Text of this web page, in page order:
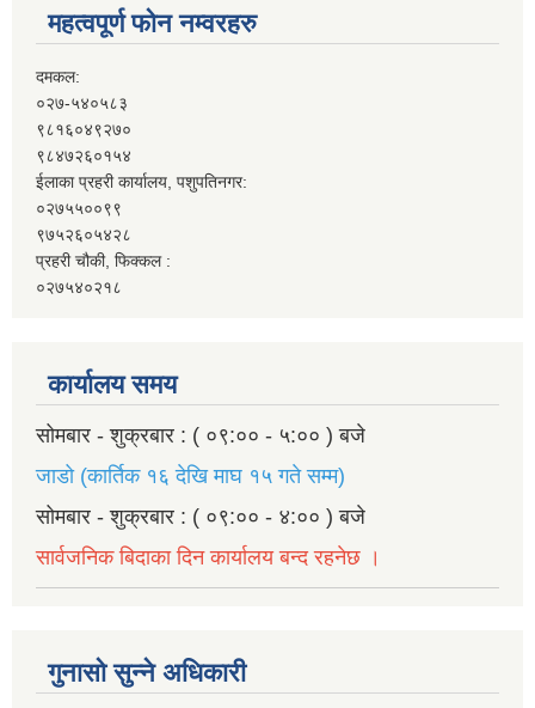
महत्वपूर्ण फोन नम्वरहरु
दमकल:
०२७-५४०५८३
९८१६०४९२७०
९८४७२६०१५४
ईलाका प्रहरी कार्यालय, पशुपतिनगर:
०२७५५००९९
९७५२६०५४२८
प्रहरी चौकी, फिक्कल :
०२७५४०२१८
कार्यालय समय
सोमबार - शुक्रबार : ( ०९:०० - ५:०० ) बजे
जाडो (कार्तिक १६ देखि माघ १५ गते सम्म)
सोमबार - शुक्रबार : ( ०९:०० - ४:०० ) बजे
सार्वजनिक बिदाका दिन कार्यालय बन्द रहनेछ ।
गुनासो सुन्ने अधिकारी